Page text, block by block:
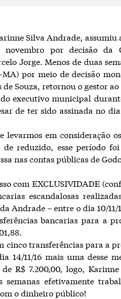
Silva Andrade, assumiu
por decisão da
Jorge. Menos de duas
por meio de decisão
Souza, retornou o gestor
executivo municipal
de ter sido assinada no dia
em consideração
reduzido, esse período
nas contas públicas de
com EXCLUSIVIDADE
escandalosas
Andrade – entre o dia 10/11/
bancarias para a
cinco transferências para a
14/11/16 mais uma desse
R$ 7.200,00, logo,
efetivamente
o dinheiro público!